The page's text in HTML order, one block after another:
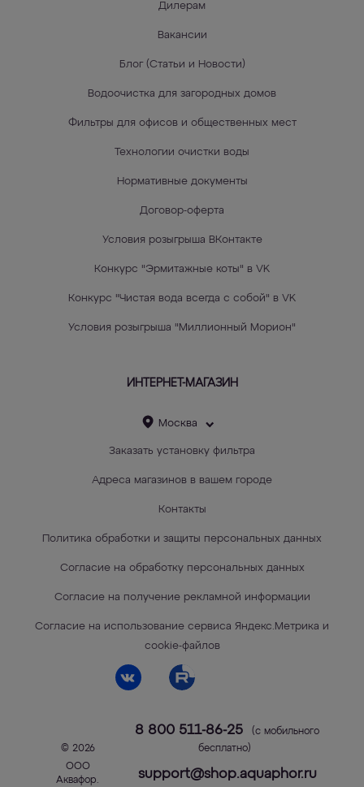
Дилерам
Вакансии
Блог (Статьи и Новости)
Водоочистка для загородных домов
Фильтры для офисов и общественных мест
Технологии очистки воды
Нормативные документы
Договор-оферта
Условия розыгрыша ВКонтакте
Конкурс "Эрмитажные коты" в VK
Конкурс "Чистая вода всегда с собой" в VK
Условия розыгрыша "Миллионный Морион"
ИНТЕРНЕТ-МАГАЗИН
Москва
Заказать установку фильтра
Адреса магазинов в вашем городе
Контакты
Политика обработки и защиты персональных данных
Согласие на обработку персональных данных
Согласие на получение рекламной информации
Согласие на использование сервиса Яндекс.Метрика и
cookie-файлов
© 2026
ООО
Аквафор.
8 800 511-86-25
(с мобильного
бесплатно)
support@shop.aquaphor.ru